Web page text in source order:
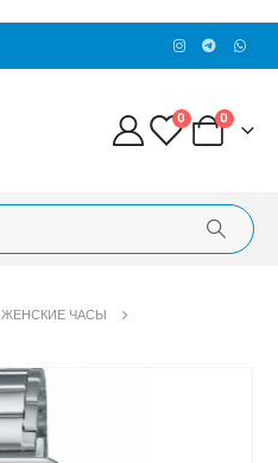
0 0
ЖЕНСКИЕ ЧАСЫ